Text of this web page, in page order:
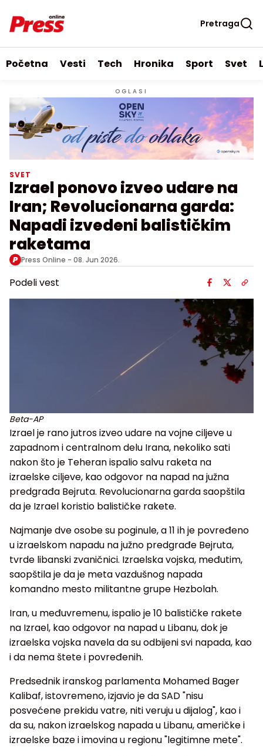
Pretraga
Početna Vesti Tech Hronika Sport Svet
OGLASI
SVET
Izrael ponovo izveo udare na
Iran; Revolucionarna garda:
Napadi izvedeni balističkim
raketama
Press Online - 08. Jun 2026.
Podeli vest
Beta-AP
Izrael je rano jutros izveo udare na vojne ciljeve u
zapadnom i centralnom delu Irana, nekoliko sati
nakon što je Teheran ispalio salvu raketa na
izraelske ciljeve, kao odgovor na napad na južna
predgrađa Bejruta. Revolucionarna garda saopštila
da je Izrael koristio balističke rakete.
Najmanje dve osobe su poginule, a 11 ih je povređeno
u izraelskom napadu na južno predgrađe Bejruta,
tvrde libanski zvaničnici. Izraelska vojska, međutim,
saopštila je da je meta vazdušnog napada
komandno mesto militantne grupe Hezbolah.
Iran, u međuvremenu, ispalio je 10 balističke rakete
na Izrael, kao odgovor na napad u Libanu, dok je
izraelska vojska navela da su odbijeni svi napada, kao
i da nema štete i povređenih.
Predsednik iranskog parlamenta Mohamed Bager
Kalibaf, istovremeno, izjavio je da SAD "nisu
posvećene prekidu vatre, niti veruju u dijalog", kao i
da su, nakon izraelskog napada u Libanu, američke i
izraelske baze i imovina u regionu "legitimne mete".